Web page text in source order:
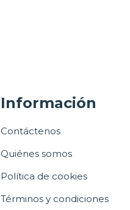
Información
Contáctenos
Quiénes somos
Política de cookies
Términos y condiciones